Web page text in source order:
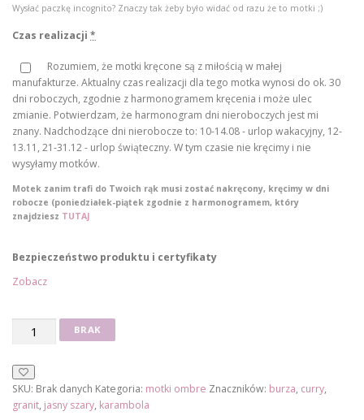
0
0
z
ł
1
,
Wysłać paczkę incognito? Znaczy tak żeby było widać od razu że to motki ;)
Czas realizacji *
Rozumiem, że motki kręcone są z miłością w małej
manufakturze. Aktualny czas realizacji dla tego motka wynosi do ok. 30
dni roboczych, zgodnie z harmonogramem kręcenia i może ulec
zmianie. Potwierdzam, że harmonogram dni nieroboczych jest mi
znany. Nadchodzące dni nierobocze to: 10-14.08 - urlop wakacyjny, 12-
13.11, 21-31.12 - urlop świąteczny. W tym czasie nie kręcimy i nie
wysyłamy motków.
Motek zanim trafi do Twoich rąk musi zostać nakręcony, kręcimy w dni
robocze (poniedziałek-piątek zgodnie z harmonogramem, który
znajdziesz TUTAJ
Bezpieczeństwo produktu i certyfikaty
Zobacz
CL273
BRAK
SKU: Brak danych Kategoria: motki ombre Znaczników: burza, curry,
granit, jasny szary, karambola